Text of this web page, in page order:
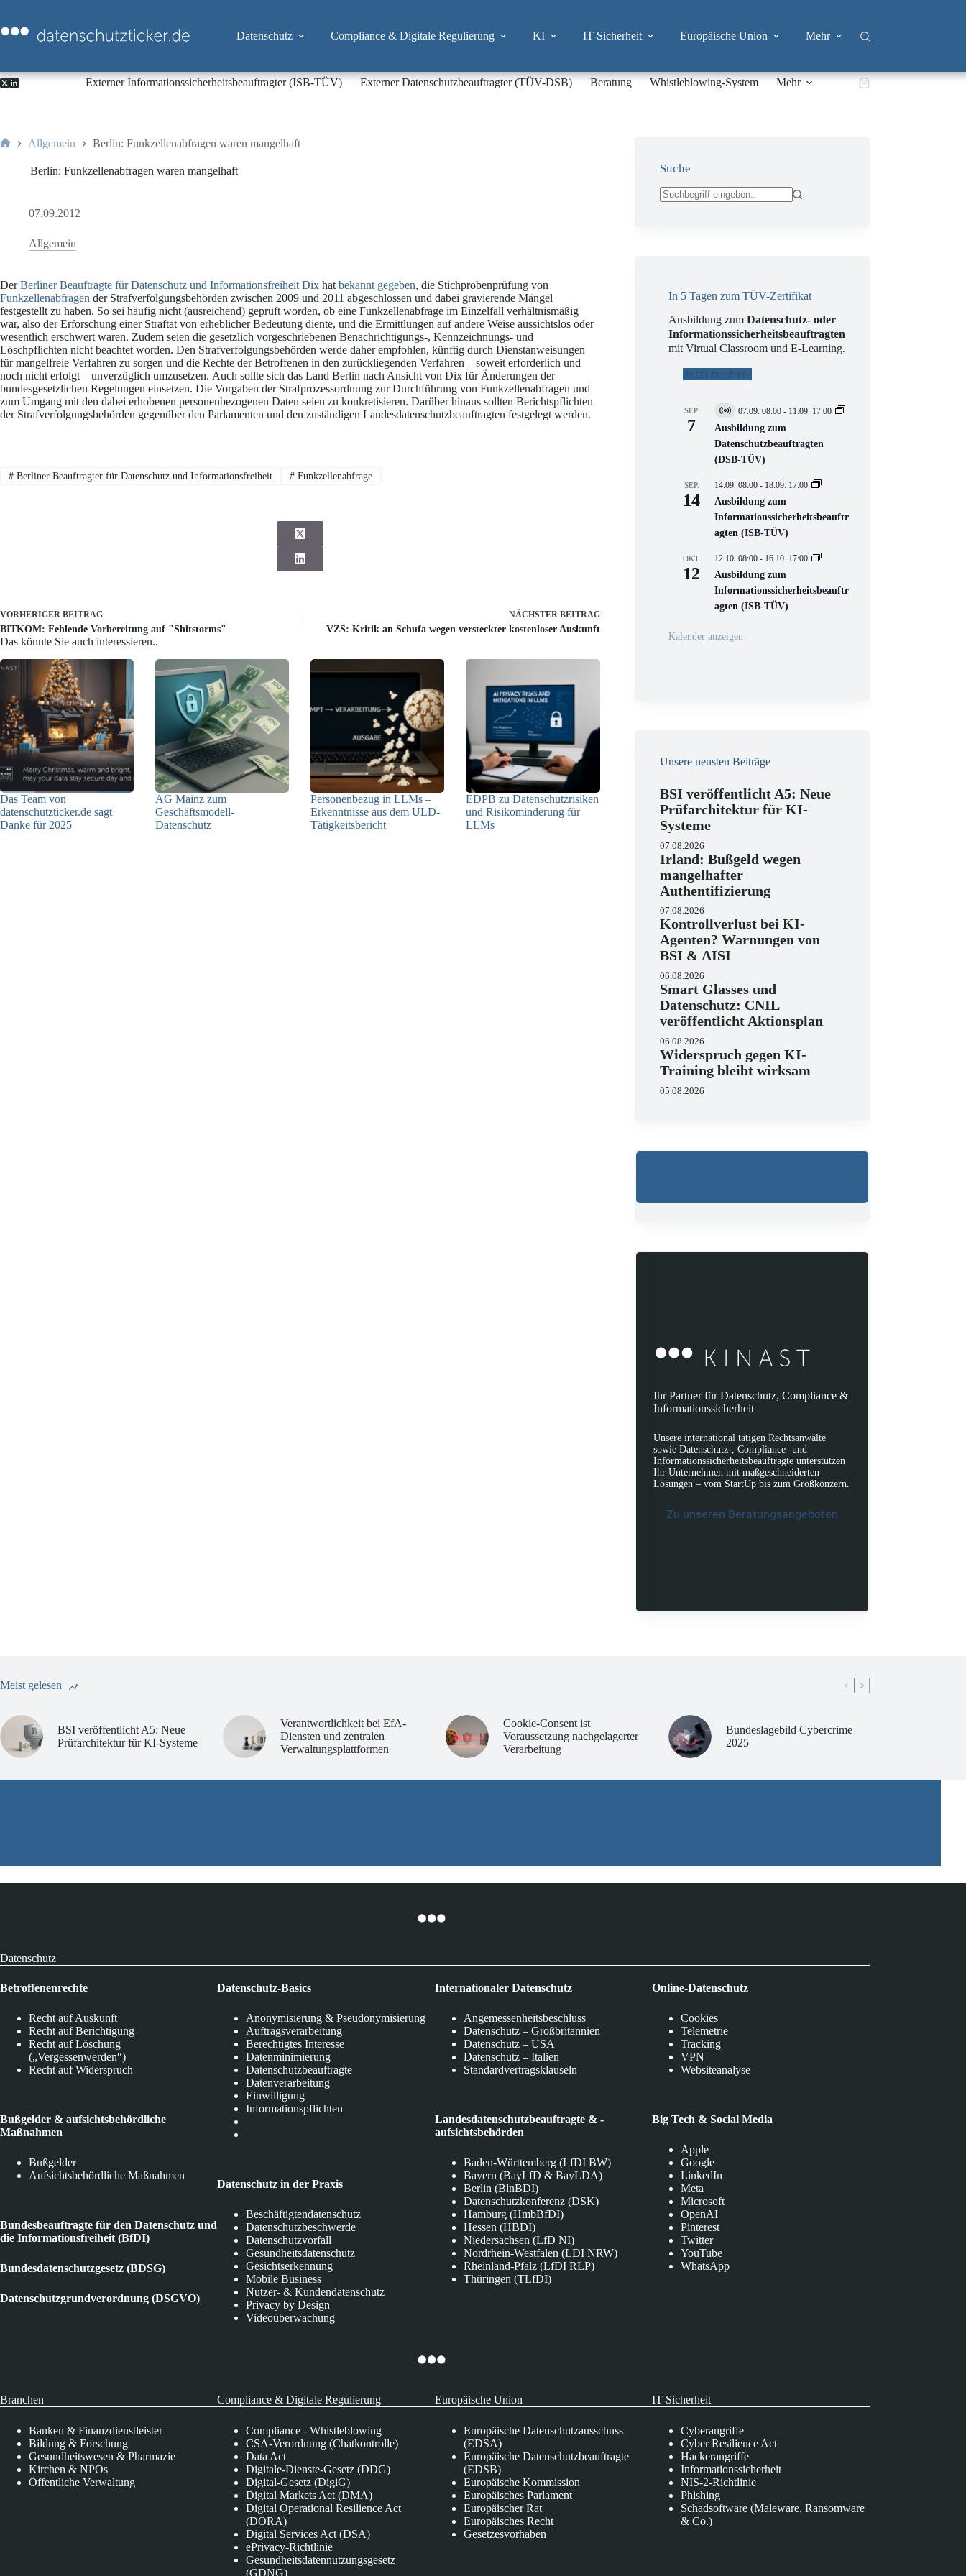
springen
Datenschutz Compliance & Digitale Regulierung KI IT-Sicherheit Europäische Union Mehr
Externer Informationssicherheitsbeauftragter (ISB-TÜV) Externer Datenschutzbeauftragter (TÜV-DSB) Beratung Whistleblowing-System Mehr Warenkorb
Allgemein Berlin: Funkzellenabfragen waren mangelhaft
Berlin: Funkzellenabfragen waren mangelhaft
07.09.2012
Allgemein
DerBerliner Beauftragte für Datenschutz und Informationsfreiheit Dix hat bekannt gegeben, die Stichprobenprüfung von
Funkzellenabfragen der Strafverfolgungsbehörden zwischen 2009 und 2011 abgeschlossen und dabei gravierende Mängel
festgestellt zu haben. So sei häufig nicht (ausreichend) geprüft worden, ob eine Funkzellenabfrage im Einzelfall verhältnismäßig
war, also der Erforschung einer Straftat von erheblicher Bedeutung diente, und die Ermittlungen auf andere Weise aussichtslos oder
wesentlich erschwert waren. Zudem seien die gesetzlich vorgeschriebenen Benachrichtigungs-, Kennzeichnungs- und
Löschpflichten nicht beachtet worden. Den Strafverfolgungsbehörden werde daher empfohlen, künftig durch Dienstanweisungen
für mangelfreie Verfahren zu sorgen und die Rechte der Betroffenen in den zurückliegenden Verfahren – soweit erforderlich und
noch nicht erfolgt – unverzüglich umzusetzen. Auch sollte sich das Land Berlin nach Ansicht von Dix für Änderungen der
bundesgesetzlichen Regelungen einsetzen. Die Vorgaben der Strafprozessordnung zur Durchführung von Funkzellenabfragen und
zum Umgang mit den dabei erhobenen personenbezogenen Daten seien zu konkretisieren. Darüber hinaus sollten Berichtspflichten
der Strafverfolgungsbehörden gegenüber den Parlamenten und den zuständigen Landesdatenschutzbeauftragten festgelegt werden.
#Berliner Beauftragter für Datenschutz und Informationsfreiheit #Funkzellenabfrage
VORHERIGER BEITRAG
BITKOM: Fehlende Vorbereitung auf "Shitstorms"
NÄCHSTER BEITRAG
VZS: Kritik an Schufa wegen versteckter kostenloser Auskunft
Das könnte Sie auch interessieren..
Das Team von
datenschutzticker.de sagt
Danke für 2025
AG Mainz zum
Geschäftsmodell-
Datenschutz
Personenbezug in LLMs –
Erkenntnisse aus dem ULD-
Tätigkeitsbericht
EDPB zu Datenschutzrisiken
und Risikominderung für
LLMs
Suche
In 5 Tagen zum TÜV-Zertifikat
Ausbildung zumDatenschutz- oder
Informationssicherheitsbeauftragten
mit Virtual Classroom und E-Learning.
Jetzt buchen!
SEP.
7
V
i
t
u
l
V
e
r
n
s
t
a
t
n
07.09. 08:00 - 11.09. 17:00
Ausbildung zum
Datenschutzbeauftragten
(DSB-TÜV)
SEP.
14
14.09. 08:00 - 18.09. 17:00
Ausbildung zum
Informationssicherheitsbeauftr
agten (ISB-TÜV)
OKT.
12
12.10. 08:00 - 16.10. 17:00
Ausbildung zum
Informationssicherheitsbeauftr
agten (ISB-TÜV)
Kalender anzeigen
Unsere neusten Beiträge
BSI veröffentlicht A5: Neue
Prüfarchitektur für KI-
Systeme
07.08.2026
Irland: Bußgeld wegen
mangelhafter
Authentifizierung
07.08.2026
Kontrollverlust bei KI-
Agenten? Warnungen von
BSI & AISI
06.08.2026
Smart Glasses und
Datenschutz: CNIL
veröffentlicht Aktionsplan
06.08.2026
Widerspruch gegen KI-
Training bleibt wirksam
05.08.2026
Ihr Partner für Datenschutz, Compliance &
Informationssicherheit
Unsere international tätigen Rechtsanwälte
sowie Datenschutz-, Compliance- und
Informationssicherheitsbeauftragte unterstützen
Ihr Unternehmen mit maßgeschneiderten
Lösungen – vom StartUp bis zum Großkonzern.
Zu unseren Beratungsangeboten
Meist gelesen
BSI veröffentlicht A5: Neue
Prüfarchitektur für KI-Systeme
Verantwortlichkeit bei EfA-
Diensten und zentralen
Verwaltungsplattformen
Cookie-Consent ist
Voraussetzung nachgelagerter
Verarbeitung
Bundeslagebild Cybercrime
2025
Datenschutz
Betroffenenrechte
Recht auf Auskunft
Recht auf Berichtigung
Recht auf Löschung
(„Vergessenwerden“)
Recht auf Widerspruch
Bußgelder & aufsichtsbehördliche
Maßnahmen
Bußgelder
Aufsichtsbehördliche Maßnahmen
Bundesbeauftragte für den Datenschutz und
die Informationsfreiheit (BfDI)
Bundesdatenschutzgesetz (BDSG)
Datenschutzgrundverordnung (DSGVO)
Datenschutz-Basics
Anonymisierung & Pseudonymisierung
Auftragsverarbeitung
Berechtigtes Interesse
Datenminimierung
Datenschutzbeauftragte
Datenverarbeitung
Einwilligung
Informationspflichten
Datenschutz in der Praxis
Beschäftigtendatenschutz
Datenschutzbeschwerde
Datenschutzvorfall
Gesundheitsdatenschutz
Gesichtserkennung
Mobile Business
Nutzer- & Kundendatenschutz
Privacy by Design
Videoüberwachung
Internationaler Datenschutz
Angemessenheitsbeschluss
Datenschutz – Großbritannien
Datenschutz – USA
Datenschutz – Italien
Standardvertragsklauseln
Landesdatenschutzbeauftragte & -
aufsichtsbehörden
Baden-Württemberg (LfDI BW)
Bayern (BayLfD & BayLDA)
Berlin (BlnBDI)
Datenschutzkonferenz (DSK)
Hamburg (HmbBfDI)
Hessen (HBDI)
Niedersachsen (LfD NI)
Nordrhein-Westfalen (LDI NRW)
Rheinland-Pfalz (LfDI RLP)
Thüringen (TLfDI)
Online-Datenschutz
Cookies
Telemetrie
Tracking
VPN
Websiteanalyse
Big Tech & Social Media
Apple
Google
LinkedIn
Meta
Microsoft
OpenAI
Pinterest
Twitter
YouTube
WhatsApp
Branchen
Banken & Finanzdienstleister
Bildung & Forschung
Gesundheitswesen & Pharmazie
Kirchen & NPOs
Öffentliche Verwaltung
Compliance & Digitale Regulierung
Compliance - Whistleblowing
CSA-Verordnung (Chatkontrolle)
Data Act
Digitale-Dienste-Gesetz (DDG)
Digital-Gesetz (DigiG)
Digital Markets Act (DMA)
Digital Operational Resilience Act
(DORA)
Digital Services Act (DSA)
ePrivacy-Richtlinie
Gesundheitsdatennutzungsgesetz
(GDNG)
Europäische Union
Europäische Datenschutzausschuss
(EDSA)
Europäische Datenschutzbeauftragte
(EDSB)
Europäische Kommission
Europäisches Parlament
Europäischer Rat
Europäisches Recht
Gesetzesvorhaben
IT-Sicherheit
Cyberangriffe
Cyber Resilience Act
Hackerangriffe
Informationssicherheit
NIS-2-Richtlinie
Phishing
Schadsoftware (Maleware, Ransomware
& Co.)